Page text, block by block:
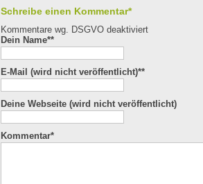
Schreibe einen Kommentar*
Kommentare wg. DSGVO deaktiviert
Dein Name**
E-Mail (wird nicht veröffentlicht)**
Deine Webseite (wird nicht veröffentlicht)
Kommentar*